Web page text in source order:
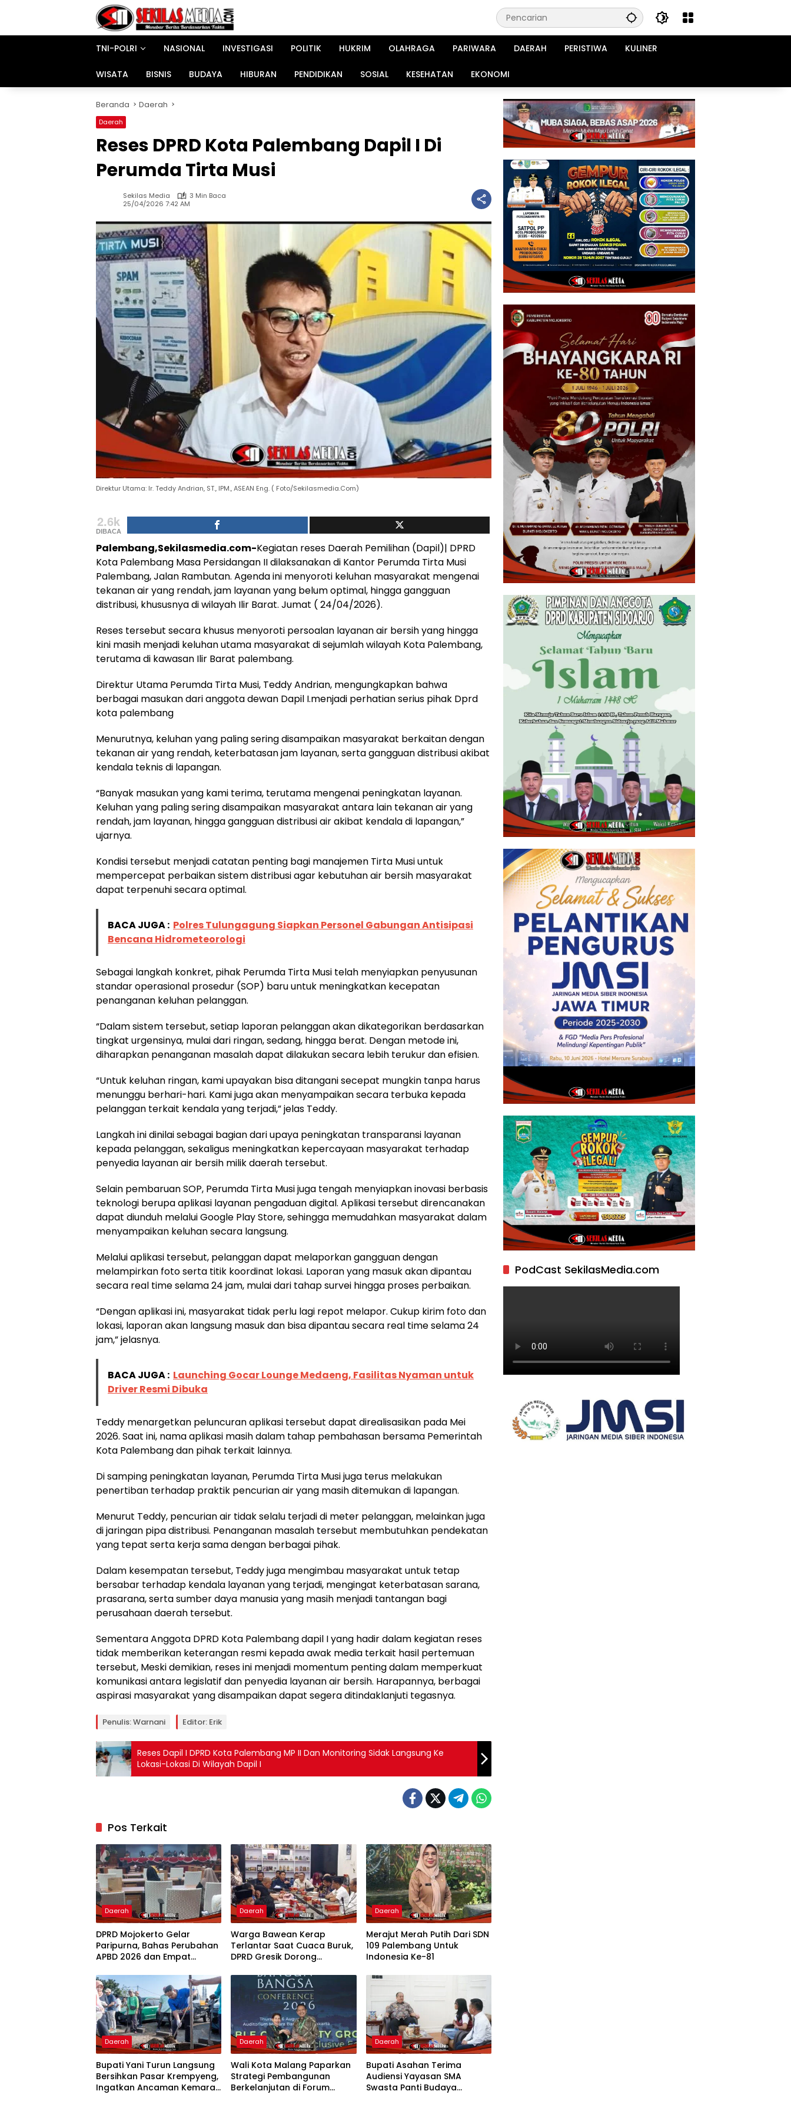
TNI-POLRI
NASIONAL INVESTIGASI POLITIK HUKRIM OLAHRAGA PARIWARA DAERAH PERISTIWA KULINER
WISATA BISNIS BUDAYA HIBURAN PENDIDIKAN SOSIAL KESEHATAN EKONOMI
Beranda Daerah
Daerah
Reses DPRD Kota Palembang Dapil I Di
Perumda Tirta Musi
Sekilas Media
3 Min Baca
25/04/2026 7:42 AM
Direktur Utama: Ir. Teddy Andrian, ST., IPM., ASEAN Eng. ( Foto/Sekilasmedia.Com)
2.6k
DIBACA
Palembang,Sekilasmedia.com-Kegiatan reses Daerah Pemilihan (Dapil)| DPRD
Kota Palembang Masa Persidangan II dilaksanakan di Kantor Perumda Tirta Musi
Palembang, Jalan Rambutan. Agenda ini menyoroti keluhan masyarakat mengenai
tekanan air yang rendah, jam layanan yang belum optimal, hingga gangguan
distribusi, khususnya di wilayah Ilir Barat. Jumat ( 24/04/2026).
Reses tersebut secara khusus menyoroti persoalan layanan air bersih yang hingga
kini masih menjadi keluhan utama masyarakat di sejumlah wilayah Kota Palembang,
terutama di kawasan Ilir Barat palembang.
Direktur Utama Perumda Tirta Musi, Teddy Andrian, mengungkapkan bahwa
berbagai masukan dari anggota dewan Dapil I.menjadi perhatian serius pihak Dprd
kota palembang
Menurutnya, keluhan yang paling sering disampaikan masyarakat berkaitan dengan
tekanan air yang rendah, keterbatasan jam layanan, serta gangguan distribusi akibat
kendala teknis di lapangan.
“Banyak masukan yang kami terima, terutama mengenai peningkatan layanan.
Keluhan yang paling sering disampaikan masyarakat antara lain tekanan air yang
rendah, jam layanan, hingga gangguan distribusi air akibat kendala di lapangan,”
ujarnya.
Kondisi tersebut menjadi catatan penting bagi manajemen Tirta Musi untuk
mempercepat perbaikan sistem distribusi agar kebutuhan air bersih masyarakat
dapat terpenuhi secara optimal.
BACA JUGA : Polres Tulungagung Siapkan Personel Gabungan Antisipasi
Bencana Hidrometeorologi
Sebagai langkah konkret, pihak Perumda Tirta Musi telah menyiapkan penyusunan
standar operasional prosedur (SOP) baru untuk meningkatkan kecepatan
penanganan keluhan pelanggan.
“Dalam sistem tersebut, setiap laporan pelanggan akan dikategorikan berdasarkan
tingkat urgensinya, mulai dari ringan, sedang, hingga berat. Dengan metode ini,
diharapkan penanganan masalah dapat dilakukan secara lebih terukur dan efisien.
“Untuk keluhan ringan, kami upayakan bisa ditangani secepat mungkin tanpa harus
menunggu berhari-hari. Kami juga akan menyampaikan secara terbuka kepada
pelanggan terkait kendala yang terjadi,” jelas Teddy.
Langkah ini dinilai sebagai bagian dari upaya peningkatan transparansi layanan
kepada pelanggan, sekaligus meningkatkan kepercayaan masyarakat terhadap
penyedia layanan air bersih milik daerah tersebut.
Selain pembaruan SOP, Perumda Tirta Musi juga tengah menyiapkan inovasi berbasis
teknologi berupa aplikasi layanan pengaduan digital. Aplikasi tersebut direncanakan
dapat diunduh melalui Google Play Store, sehingga memudahkan masyarakat dalam
menyampaikan keluhan secara langsung.
Melalui aplikasi tersebut, pelanggan dapat melaporkan gangguan dengan
melampirkan foto serta titik koordinat lokasi. Laporan yang masuk akan dipantau
secara real time selama 24 jam, mulai dari tahap survei hingga proses perbaikan.
“Dengan aplikasi ini, masyarakat tidak perlu lagi repot melapor. Cukup kirim foto dan
lokasi, laporan akan langsung masuk dan bisa dipantau secara real time selama 24
jam,” jelasnya.
BACA JUGA : Launching Gocar Lounge Medaeng, Fasilitas Nyaman untuk
Driver Resmi Dibuka
Teddy menargetkan peluncuran aplikasi tersebut dapat direalisasikan pada Mei
2026. Saat ini, nama aplikasi masih dalam tahap pembahasan bersama Pemerintah
Kota Palembang dan pihak terkait lainnya.
Di samping peningkatan layanan, Perumda Tirta Musi juga terus melakukan
penertiban terhadap praktik pencurian air yang masih ditemukan di lapangan.
Menurut Teddy, pencurian air tidak selalu terjadi di meter pelanggan, melainkan juga
di jaringan pipa distribusi. Penanganan masalah tersebut membutuhkan pendekatan
yang tepat serta kerja sama dengan berbagai pihak.
Dalam kesempatan tersebut, Teddy juga mengimbau masyarakat untuk tetap
bersabar terhadap kendala layanan yang terjadi, mengingat keterbatasan sarana,
prasarana, serta sumber daya manusia yang masih menjadi tantangan bagi
perusahaan daerah tersebut.
Sementara Anggota DPRD Kota Palembang dapil I yang hadir dalam kegiatan reses
tidak memberikan keterangan resmi kepada awak media terkait hasil pertemuan
tersebut, Meski demikian, reses ini menjadi momentum penting dalam memperkuat
komunikasi antara legislatif dan penyedia layanan air bersih. Harapannya, berbagai
aspirasi masyarakat yang disampaikan dapat segera ditindaklanjuti tegasnya.
Penulis: Warnani Editor: Erik
Reses Dapil I DPRD Kota Palembang MP II Dan Monitoring Sidak Langsung Ke
Lokasi-Lokasi Di Wilayah Dapil I
Pos Terkait
Daerah
DPRD Mojokerto Gelar
Paripurna, Bahas Perubahan
APBD 2026 dan Empat
Daerah
Warga Bawean Kerap
Terlantar Saat Cuaca Buruk,
DPRD Gresik Dorong
Daerah
Merajut Merah Putih Dari SDN
109 Palembang Untuk
Indonesia Ke-81
Daerah
Bupati Yani Turun Langsung
Bersihkan Pasar Krempyeng,
Ingatkan Ancaman Kemarau
Daerah
Wali Kota Malang Paparkan
Strategi Pembangunan
Berkelanjutan di Forum
Daerah
Bupati Asahan Terima
Audiensi Yayasan SMA
Swasta Panti Budaya
PodCast SekilasMedia.com